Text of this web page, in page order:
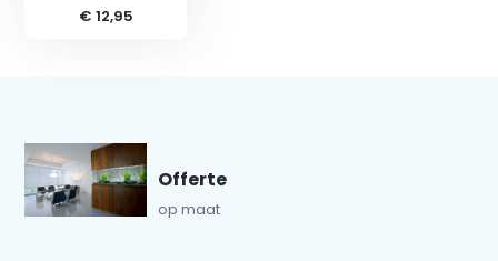
€ 12,95
Offerte
op maat